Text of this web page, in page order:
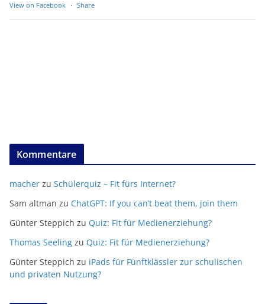
View on Facebook · Share
Kommentare
macher zu Schülerquiz – Fit fürs Internet?
Sam altman zu ChatGPT: If you can’t beat them, join them
Günter Steppich zu Quiz: Fit für Medienerziehung?
Thomas Seeling zu Quiz: Fit für Medienerziehung?
Günter Steppich zu iPads für Fünftklässler zur schulischen
und privaten Nutzung?